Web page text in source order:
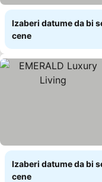
Izaberi datume da bi
cene
Izaberi datume da bi
cene